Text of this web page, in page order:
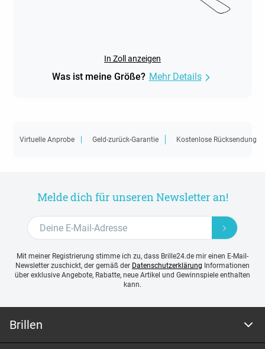
In Zoll anzeigen
Was ist meine Größe? Mehr Details
Virtuelle Anprobe Geld-zurück-Garantie Kostenlose Rücksendung
Melde dich für unseren Newsletter an!
Mit meiner Registrierung stimme ich zu, dass Brille24.de mir einen E-Mail-
Newsletter zuschickt, der gemäß der Datenschutzerklärung Informationen
über exklusive Angebote, Rabatte, neue Artikel und Gewinnspiele enthalten
kann.
Brillen